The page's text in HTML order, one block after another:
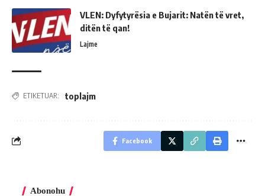
VLEN: Dyfytyrësia e Bujarit: Natën të vret,
ditën të qan!
Lajme
ETIKETUAR: toplajm
Facebook
Abonohu